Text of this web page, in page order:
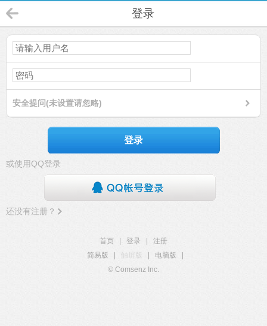
登录
安全提问(未设置请忽略)
登录
或使用QQ登录
还没有注册？
首页 登录
注册
简易版
触屏版 电脑版
© Comsenz Inc.